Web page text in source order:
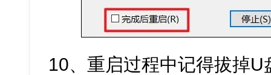
10、重启过程中记得拔掉